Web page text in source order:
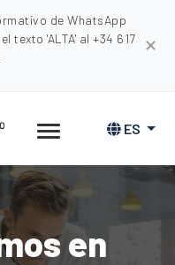
de WhatsApp
texto 'ALTA' al +34 617
✕
ES
en